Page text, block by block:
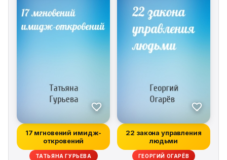
17 мгновений имидж-
откровений
ТАТЬЯНА ГУРЬЕВА
22 закона управления
людьми
ГЕОРГИЙ ОГАРЁВ